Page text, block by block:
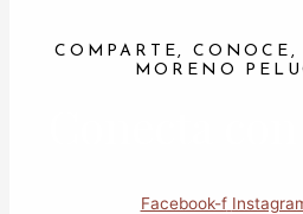
COMPARTE,
MORENO
Facebook-f